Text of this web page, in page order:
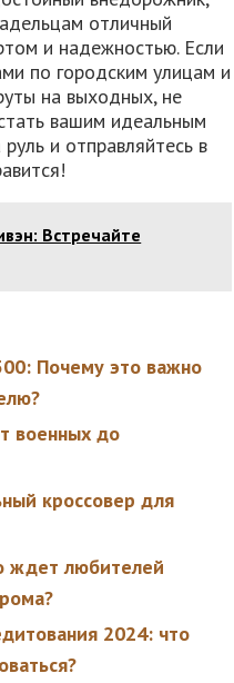
отличный
и надежностью. Если
по городским улицам и
на выходных, не
вашим идеальным
и отправляйтесь в
Встречайте
Почему это важно
военных до
кроссовер для
ждет любителей
2024: что